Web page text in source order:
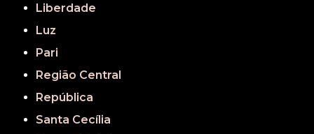
Liberdade
Luz
Pari
Região Central
República
Santa Cecília